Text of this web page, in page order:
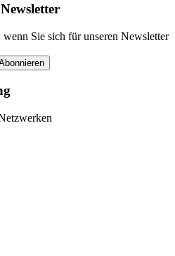
Sie sich für unseren Newsletter